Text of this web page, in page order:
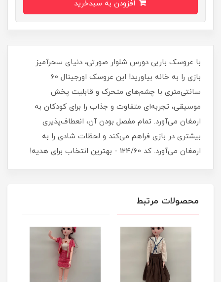
با عروسک باربی دورس شلوار صورتی، دنیای سحرآمیز
بازی را به خانه بیاورید! این عروسک اورجینال 60
سانتی‌متری با چشم‌های متحرک و قابلیت پخش
موسیقی، تجربه‌ای متفاوت و جذاب را برای کودکان به
ارمغان می‌آورد. تمام مفصل بودن آن، انعطاف‌پذیری
بیشتری در بازی فراهم می‌کند و لحظات شادی را به
ارمغان می‌آورد. کد 124/60 - بهترین انتخاب برای هدیه!
محصولات مرتبط